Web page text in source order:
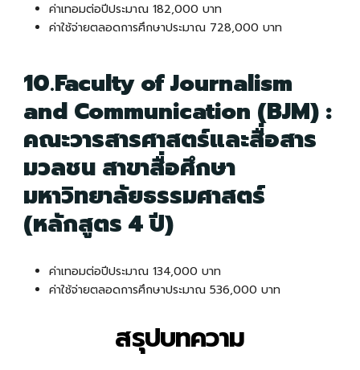
ค่าเทอมต่อปีประมาณ 182,000 บาท
ค่าใช้จ่ายตลอดการศึกษาประมาณ 728,000 บาท
10.Faculty of Journalism
and Communication (BJM) :
คณะวารสารศาสตร์และสื่อสาร
มวลชน สาขาสื่อศึกษา
มหาวิทยาลัยธรรมศาสตร์
(หลักสูตร 4 ปี)
ค่าเทอมต่อปีประมาณ 134,000 บาท
ค่าใช้จ่ายตลอดการศึกษาประมาณ 536,000 บาท
สรุปบทความ